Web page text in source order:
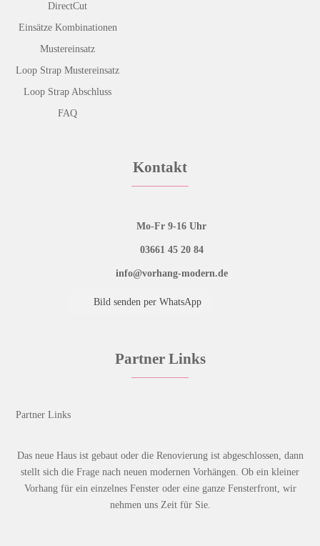
DirectCut
Einsätze Kombinationen
Mustereinsatz
Loop Strap Mustereinsatz
Loop Strap Abschluss
FAQ
Kontakt
Mo-Fr 9-16 Uhr
03661 45 20 84
info@vorhang-modern.de
Bild senden per WhatsApp
Partner Links
Partner Links
Das neue Haus ist gebaut oder die Renovierung ist abgeschlossen, dann
stellt sich die Frage nach neuen modernen Vorhängen. Ob ein kleiner
Vorhang für ein einzelnes Fenster oder eine ganze Fensterfront, wir
nehmen uns Zeit für Sie.